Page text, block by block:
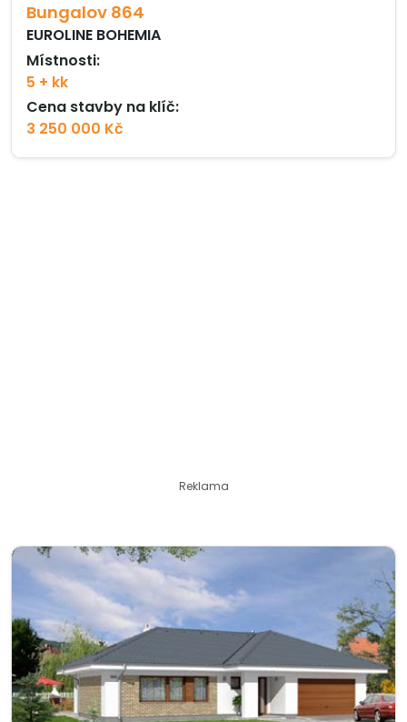
Bungalov 864
EUROLINE BOHEMIA
Místnosti:
5 + kk
Cena stavby na klíč:
3 250 000 Kč
Reklama